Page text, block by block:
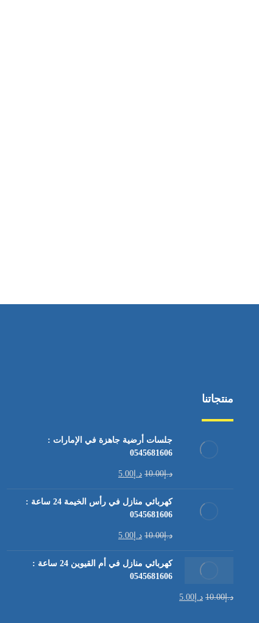
منتجاتنا
جلسات أرضية جاهزة في الإمارات :
0545681606
د.إ10.00 د.إ 5.00
كهربائي منازل في رأس الخيمة 24 ساعة :
0545681606
د.إ10.00 د.إ 5.00
كهربائي منازل في أم القيوين 24 ساعة :
0545681606
د.إ10.00 د.إ 5.00